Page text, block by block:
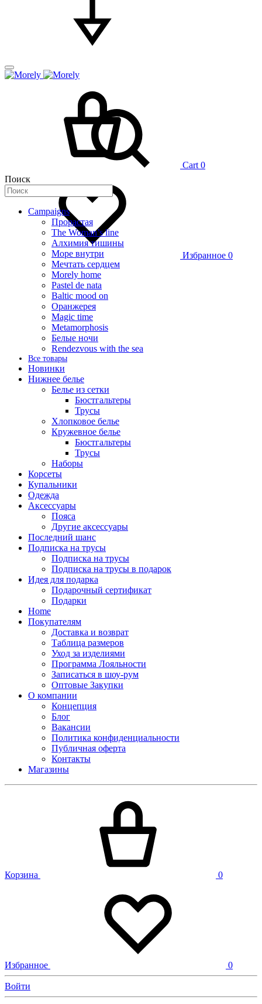
Cart 0
Избранное 0
Поиск
Campaigns
Прорастая
The Woman’s line
Алхимия тишины
Море внутри
Мечтать сердцем
Morely home
Pastel de nata
Baltic mood on
Оранжерея
Magic time
Metamorphosis
Белые ночи
Rendezvous with the sea
Все товары
Новинки
Нижнее белье
Белье из сетки
Бюстгальтеры
Трусы
Хлопковое белье
Кружевное белье
Бюстгальтеры
Трусы
Наборы
Корсеты
Купальники
Одежда
Аксессуары
Пояса
Другие аксессуары
Последний шанс
Подписка на трусы
Подписка на трусы
Подписка на трусы в подарок
Идея для подарка
Подарочный сертификат
Подарки
Home
Покупателям
Доставка и возврат
Таблица размеров
Уход за изделиями
Программа Лояльности
Записаться в шоу-рум
Оптовые Закупки
О компании
Концепция
Блог
Вакансии
Политика конфиденциальности
Публичная оферта
Контакты
Магазины
Корзина 0
Избранное 0
Войти